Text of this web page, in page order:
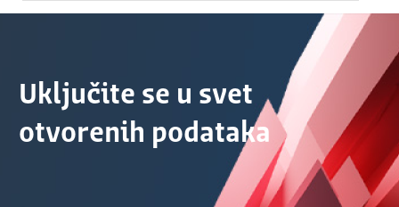
Uključite se u svet
otvorenih podataka